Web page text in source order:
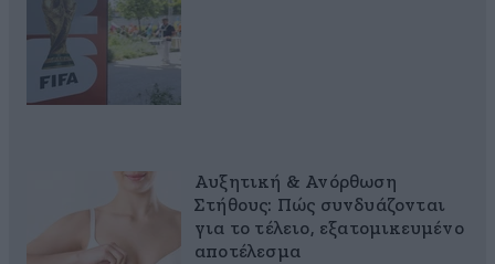
Αυξητική & Ανόρθωση
Στήθους: Πώς συνδυάζονται
για το τέλειο, εξατομικευμένο
αποτέλεσμα